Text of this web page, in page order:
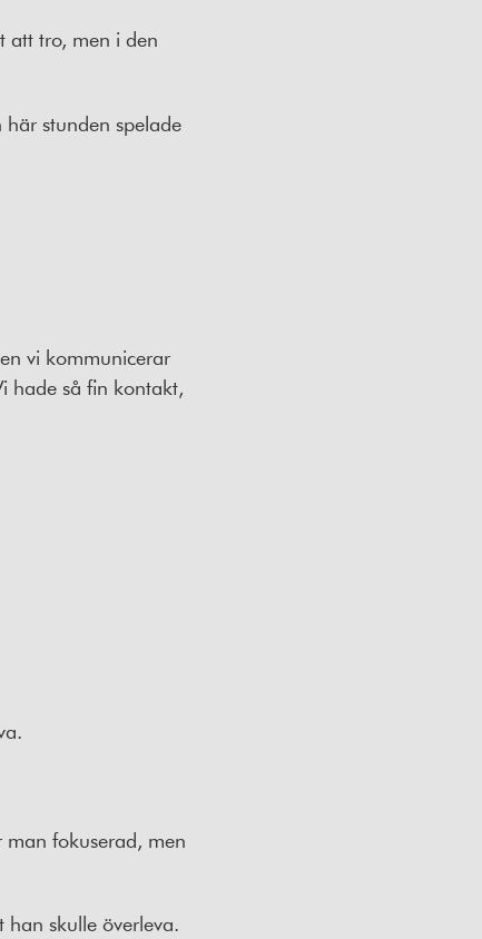
att tro, men i den
stunden spelade
vi kommunicerar
hade så fin kontakt,
fokuserad, men
skulle överleva.